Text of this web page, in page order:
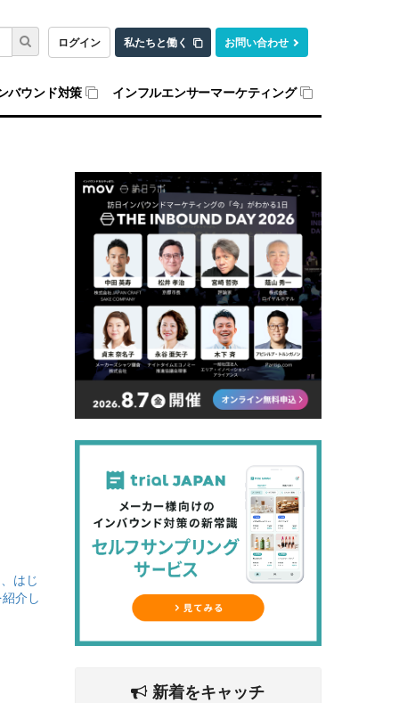
ログイン 私たちと働く お問い合わせ
バウンド対策 インフルエンサーマーケティング
はじ
介し
新着をキャッチ